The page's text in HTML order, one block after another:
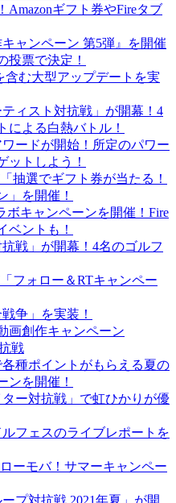
Amazonギフト券やFireタブ
キャンペーン 第5弾』を開催
投票で決定！
含む大型アップデートを実
ティスト対抗戦」が開幕！4
による白熱バトル！
ードが開始！所定のパワー
ットしよう！
抽選でギフト券が当たる！
」を開催！
ボキャンペーンを開催！Fire
ベントも！
抗戦」が開幕！4名のゴルフ
フォロー＆RTキャンペー
争」を実装！
画創作キャンペーン
戦
種ポイントがもらえる夏の
ンを開催！
ター対抗戦」で虹ひかりが優
フェスのライブレポートを
ーモバ！サマーキャンペー
ープ対抗戦 2021年夏」が開